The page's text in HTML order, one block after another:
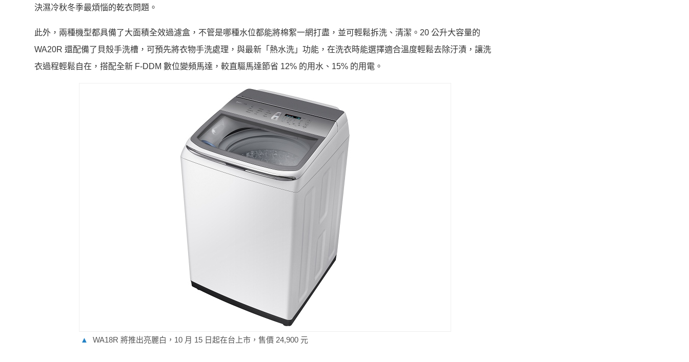
決濕冷秋冬季最煩惱的乾衣問題。
此外，兩種機型都具備了大面積全效過濾盒，不管是哪種水位都能將棉絮一網打盡，並可輕鬆拆洗、清潔。20 公升大容量的
WA20R 還配備了貝殼手洗槽，可預先將衣物手洗處理，與最新「熱水洗」功能，在洗衣時能選擇適合溫度輕鬆去除汙漬，讓洗
衣過程輕鬆自在，搭配全新 F-DDM 數位變頻馬達，較直驅馬達節省 12% 的用水、15% 的用電。
▲ WA18R 將推出亮麗白，10 月 15 日起在台上市，售價 24,900 元